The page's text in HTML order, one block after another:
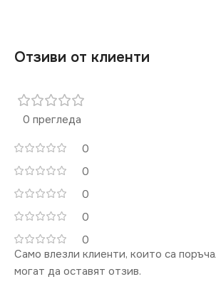
Отзиви от клиенти
0 прегледа
0
0
0
0
0
Само влезли клиенти, които са
могат да оставят отзив.